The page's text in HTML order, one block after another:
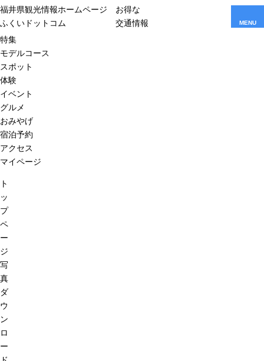
福井県観光情報ホームページ
ふくいドットコム
お得な
交通情報
MENU
特集
モデルコース
スポット
体験
イベント
グルメ
おみやげ
宿泊予約
アクセス
マイページ
ト
ッ
プ
ペ
ー
ジ
写
真
ダ
ウ
ン
ロ
ー